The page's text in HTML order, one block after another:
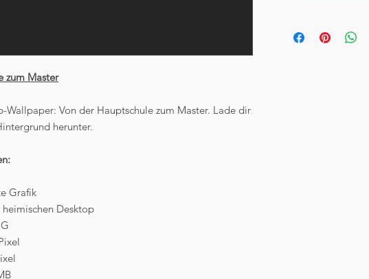
zum Master
Wallpaper: Von der Hauptschule zum Master. Lade dir
herunter.
Grafik
Desktop